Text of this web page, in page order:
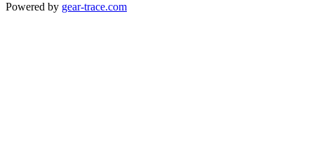
Powered by gear-trace.com